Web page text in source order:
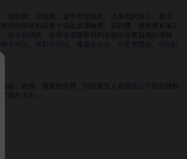
裝卸費 保險費 、途中合理損耗 、入庫前的 加工
。整理、
用的原材料或者 半成品 加運輸費、裝卸費、保險費和加工
接受捐贈 的，按照 發票
賬單所列金額加企業負擔的運輸
平均法 移動平均法 後進先出法 分批實際法
個別計
盤虧 、毀損、報廢的存貨，扣除過失人或 保險公司
賠款殘料
營業外支出